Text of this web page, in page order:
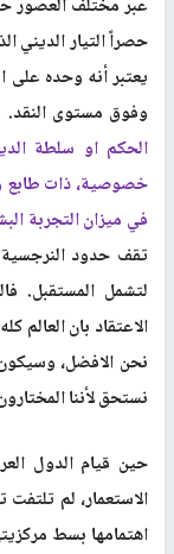
عبر مختلف العصور
حصراً التيار
يعتبر أنه وحده على
وفوق مستوى النقد.
الحكم او سلطة
خصوصية، ذات طابع
في ميزان التجربة
تقف حدود النرجسية
لتشمل المستقبل.
الاعتقاد بان العالم
نحن الافضل، وسيكون
نستحق لأننا
حين قيام الدول
الاستعمار، لم
اهتمامها بسط